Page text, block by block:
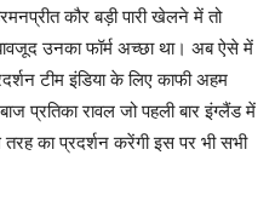
कौर बड़ी पारी खेलने में तो
उनका फॉर्म अच्छा था। अब ऐसे में
टीम इंडिया के लिए काफी अहम
प्रतिका रावल जो पहली बार इंग्लैंड में
का प्रदर्शन करेंगी इस पर भी सभी